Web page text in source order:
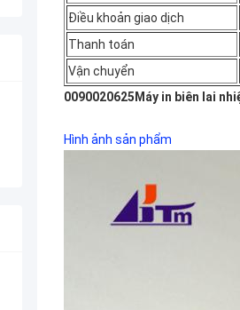
Điều khoản giao dịch
Thanh toán
Vận chuyển
0090020625 Máy in biên lai
Hình ảnh sản phẩm